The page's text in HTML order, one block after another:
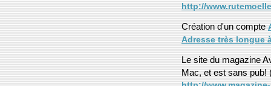
http://
Création d'un compte
Adresse très longue
Le site du magazine
Mac, et est sans pub!